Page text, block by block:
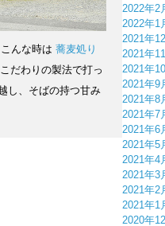
んな時は 蕎麦処り
だわりの製法で打っ
し、そばの持つ甘み
2022年2
2022年1
2021年
2021年
2021年
2021年9
2021年8
2021年7
2021年6
2021年5
2021年4
2021年3
2021年2
2021年1
2020年